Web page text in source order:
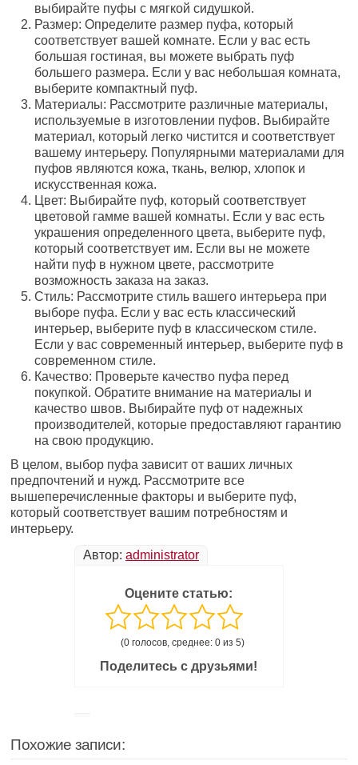
выбирайте пуфы с мягкой сидушкой.
Размер: Определите размер пуфа, который
соответствует вашей комнате. Если у вас есть
большая гостиная, вы можете выбрать пуф
большего размера. Если у вас небольшая комната,
выберите компактный пуф.
Материалы: Рассмотрите различные материалы,
используемые в изготовлении пуфов. Выбирайте
материал, который легко чистится и соответствует
вашему интерьеру. Популярными материалами для
пуфов являются кожа, ткань, велюр, хлопок и
искусственная кожа.
Цвет: Выбирайте пуф, который соответствует
цветовой гамме вашей комнаты. Если у вас есть
украшения определенного цвета, выберите пуф,
который соответствует им. Если вы не можете
найти пуф в нужном цвете, рассмотрите
возможность заказа на заказ.
Стиль: Рассмотрите стиль вашего интерьера при
выборе пуфа. Если у вас есть классический
интерьер, выберите пуф в классическом стиле.
Если у вас современный интерьер, выберите пуф в
современном стиле.
Качество: Проверьте качество пуфа перед
покупкой. Обратите внимание на материалы и
качество швов. Выбирайте пуф от надежных
производителей, которые предоставляют гарантию
на свою продукцию.
В целом, выбор пуфа зависит от ваших личных
предпочтений и нужд. Рассмотрите все
вышеперечисленные факторы и выберите пуф,
который соответствует вашим потребностям и
интерьеру.
Автор: administrator
Оцените статью:
(0 голосов, среднее: 0 из 5)
Поделитесь с друзьями!
Похожие записи: